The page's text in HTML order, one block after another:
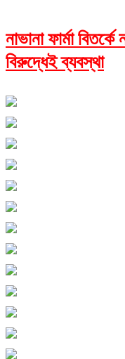
নাভানা ফার্মা
বিরুদ্ধেই ব্যবস্থা